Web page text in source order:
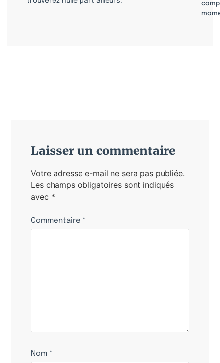
Laisser un commentaire
Votre adresse e-mail ne sera pas publiée.
Les champs obligatoires sont indiqués
avec *
Commentaire *
Nom *